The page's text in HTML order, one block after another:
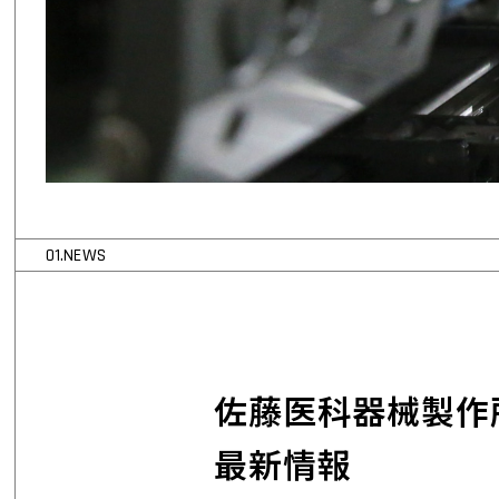
01.NEWS
佐藤医科器械製
最新情報